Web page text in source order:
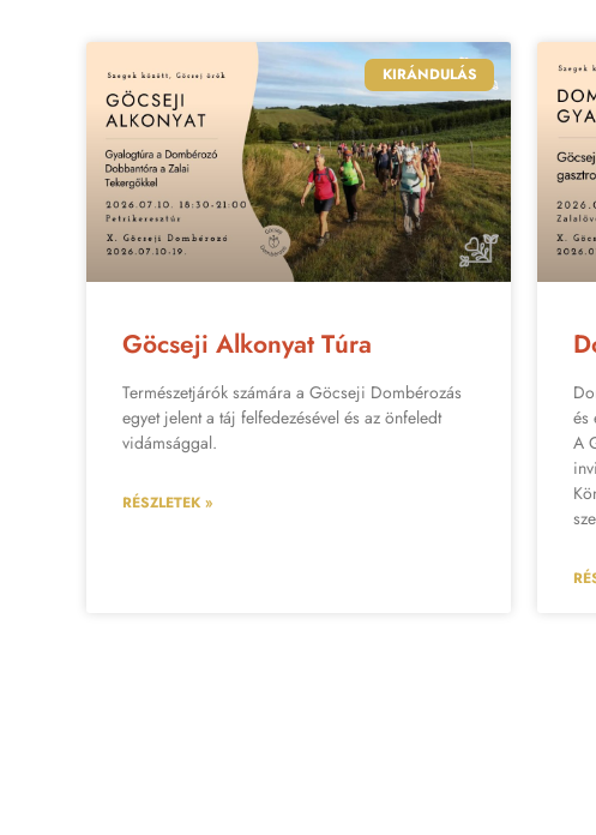
KIRÁNDULÁS
Göcseji Alkonyat Túra
Természetjárók számára a Göcseji Dombérozás
egyet jelent a táj felfedezésével és az önfeledt
vidámsággal.
RÉSZLETEK »
és
A